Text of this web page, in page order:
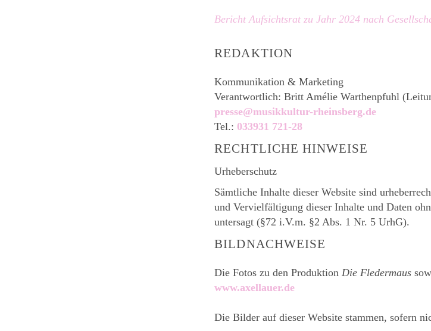
Bericht Aufsichtsrat zu Jahr 2024 nach
REDAKTION
Kommunikation & Marketing
Verantwortlich: Britt Amélie Warthenpfuhl
presse@musikkultur-rheinsberg.de
Tel.: 033931 721-28
RECHTLICHE HINWEISE
Urheberschutz
Sämtliche Inhalte dieser Website sind
und Vervielfältigung dieser Inhalte und Daten
untersagt (§72 i.V.m. §2 Abs. 1 Nr. 5 UrhG).
BILDNACHWEISE
Die Fotos zu den ProduktionDie Fledermaus
www.axellauer.de
Die Bilder auf dieser Website stammen, sofern